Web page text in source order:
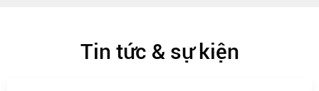
Tin tức & sự kiện